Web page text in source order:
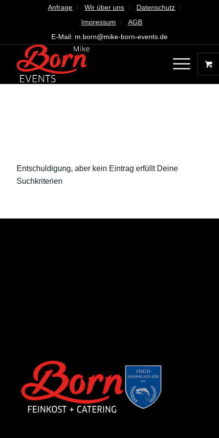
Anfrage Wir über uns
Datenschutz
Impressum
AGB
E-Mail: m.born@mike-born-events.de
Entschuldigung, aber kein Eintrag erfüllt Deine
Suchkriterien